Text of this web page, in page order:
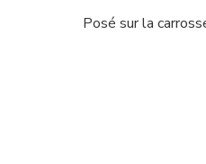
Posé sur la